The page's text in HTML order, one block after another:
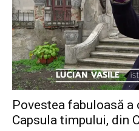
Povestea fabuloasă a
Capsula timpului, din